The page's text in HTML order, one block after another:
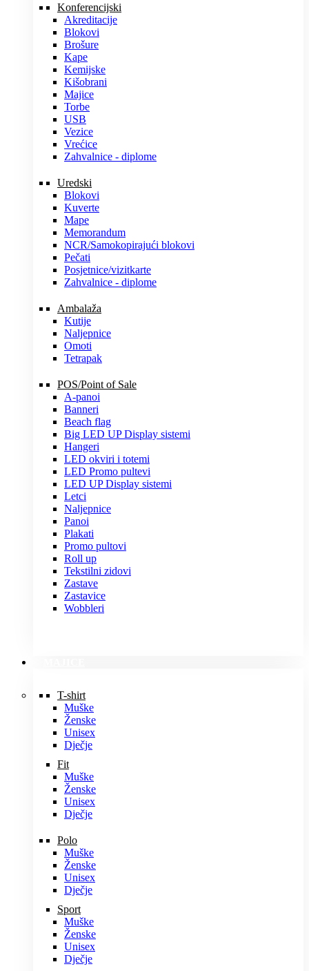
Konferencijski
Akreditacije
Blokovi
Brošure
Kape
Kemijske
Kišobrani
Majice
Torbe
USB
Vezice
Vrećice
Zahvalnice - diplome
Uredski
Blokovi
Kuverte
Mape
Memorandum
NCR/Samokopirajući blokovi
Pečati
Posjetnice/vizitkarte
Zahvalnice - diplome
Ambalaža
Kutije
Naljepnice
Omoti
Tetrapak
POS/Point of Sale
A-panoi
Banneri
Beach flag
Big LED UP Display sistemi
Hangeri
LED okviri i totemi
LED Promo pultevi
LED UP Display sistemi
Letci
Naljepnice
Panoi
Plakati
Promo pultovi
Roll up
Tekstilni zidovi
Zastave
Zastavice
Wobbleri
T-shirt
Muške
Ženske
Unisex
Dječje
Fit
Muške
Ženske
Unisex
Dječje
Polo
Muške
Ženske
Unisex
Dječje
Sport
Muške
Ženske
Unisex
Dječje